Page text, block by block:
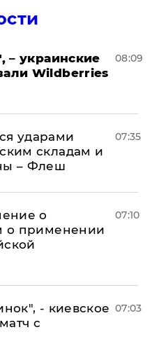
– украинские
Wildberries
08:09
ударами
складам и
– Флеш
07:35
о
о применении
07:10
- киевское
с
07:03